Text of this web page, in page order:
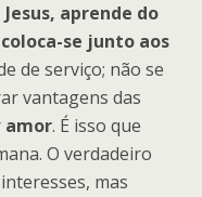
aprende do
se junto aos
de serviço; não se
vantagens das
amor. É isso que
O verdadeiro
mas